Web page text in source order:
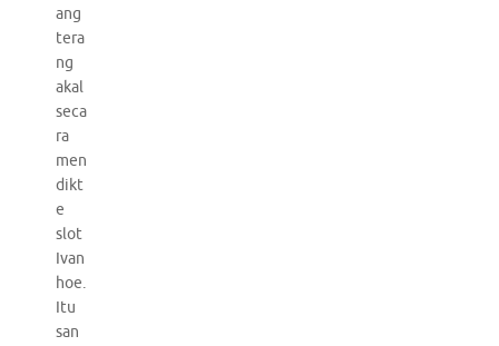
ang
tera
ng
akal
seca
ra
men
dikt
e
slot
Ivan
hoe.
Itu
san